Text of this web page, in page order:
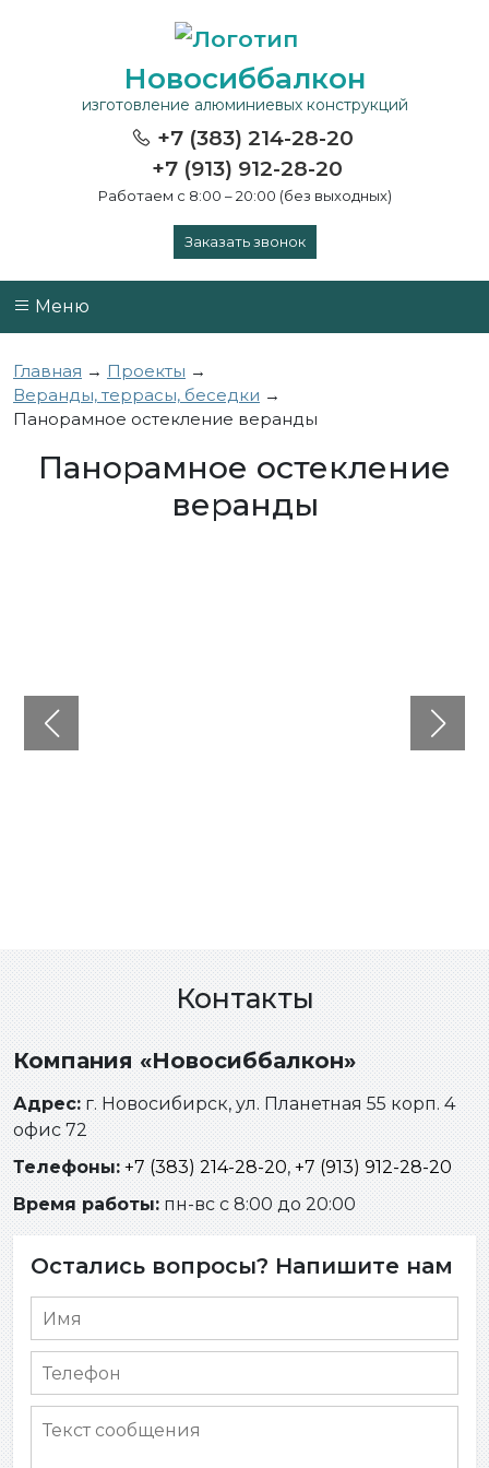
Новосиббалкон
изготовление алюминиевых конструкций
+7 (383) 214-28-20
+7 (913) 912-28-20
Работаем с 8:00 – 20:00 (без выходных)
Заказать звонок
Меню
Главная → Проекты →
Веранды, террасы, беседки →
Панорамное остекление веранды
Панорамное остекление
веранды
Контакты
Компания «Новосиббалкон»
Адрес:г. Новосибирск, ул. Планетная 55 корп. 4
офис 72
Телефоны: +7 (383) 214-28-20,+7 (913) 912-28-20
Время работы:пн-вс с 8:00 до 20:00
Остались вопросы? Напишите нам